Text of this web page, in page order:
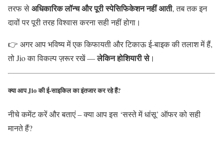
तरफ सेअधिकारिक लॉन्च और पूरी स्पेसिफिकेशन नहीं आती, तब तक इन
दावों पर पूरी तरह विश्वास करना सही नहीं होगा।
👉 अगर आप भविष्य में एक किफायती और टिकाऊ ई-बाइक की तलाश में हैं,
तो Jio का विकल्प ज़रूर रखें —लेकिन होशियारी से।
क्या आप Jio की ई-साइकिल का इंतजार कर रहे हैं?
नीचे कमेंट करें और बताएं – क्या आप इस ‘सस्ते में धांसू’ ऑफर को सही
मानते हैं?